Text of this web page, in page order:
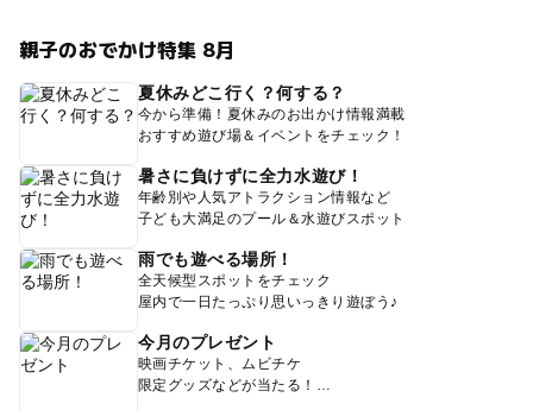
親子のおでかけ特集 8月
夏休みどこ行く？何する？
今から準備！夏休みのお出かけ情報満載
おすすめ遊び場＆イベントをチェック！
暑さに負けずに全力水遊び！
年齢別や人気アトラクション情報など
子ども大満足のプール＆水遊びスポット
雨でも遊べる場所！
全天候型スポットをチェック
屋内で一日たっぷり思いっきり遊ぼう♪
今月のプレゼント
映画チケット、ムビチケ
限定グッズなどが当たる！